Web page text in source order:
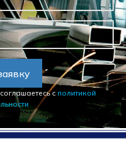
с политикой